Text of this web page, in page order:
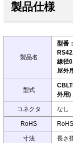
製品仕様
製品名
型番
線径
屋外
型式
外用)
コネクタ なし
RoHS
寸法 長さ